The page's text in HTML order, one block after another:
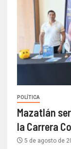
POLÍTICA
Mazatlán
la Carrera
5 de agosto de